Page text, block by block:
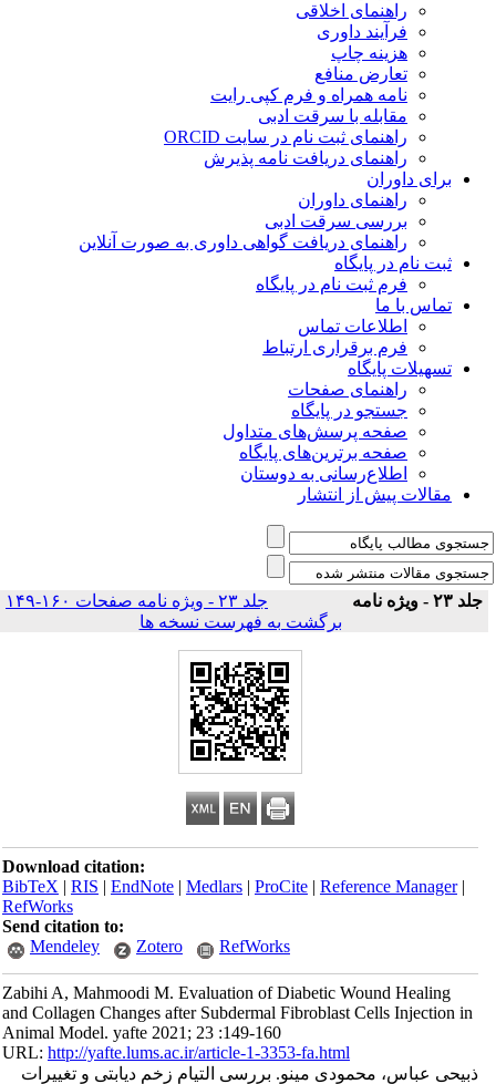
راهنمای اخلاقی
فرآیند داوری
هزینه چاپ
تعارض منافع
نامه همراه و فرم کپی رایت
مقابله با سرقت ادبی
راهنمای ثبت نام در سایت ORCID
راهنمای دریافت نامه پذیرش
برای داوران
راهنمای داوران
بررسی سرقت ادبی
راهنمای دریافت گواهی داوری به صورت آنلاین
ثبت نام در پایگاه
فرم ثبت نام در پایگاه
تماس با ما
اطلاعات تماس
فرم برقراری ارتباط
تسهیلات پایگاه
راهنمای صفحات
جستجو در پایگاه
صفحه پرسش‌های متداول
صفحه برترین‌های پایگاه
اطلاع‌رسانی به دوستان
مقالات پیش از انتشار
جلد ۲۳ - ویژه نامه جلد ۲۳ - ویژه نامه صفحات ۱۶۰-۱۴۹
|
برگشت به فهرست نسخه ها
Download citation:
BibTeX|RIS|EndNote|Medlars|ProCite|Reference Manager
RefWorks
Send citation to:
Mendeley
Zotero RefWorks
Zabihi A, Mahmoodi M. Evaluation of Diabetic Wound Healing
and Collagen Changes after Subdermal Fibroblast Cells Injection in
Animal Model. yafte 2021; 23 :149-160
URL:http://yafte.lums.ac.ir/article-1-3353-fa.html
ذبیحی عباس، محمودی مینو. بررسی التیام زخم دیابتی و تغییرات